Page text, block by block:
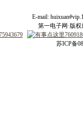
E-mail:
第一电子网·版权
苏ICP备